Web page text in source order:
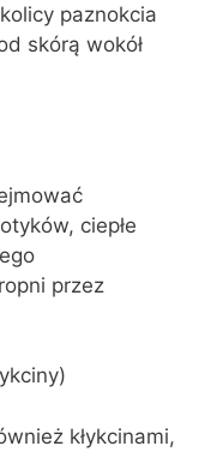
paznokcia
skórą wokół
ciepłe
przez
kłykcinami,